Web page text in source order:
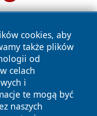
cookies, aby
także plików
od
celach
i
te mogą być
naszych
prawa zastrzeżone.